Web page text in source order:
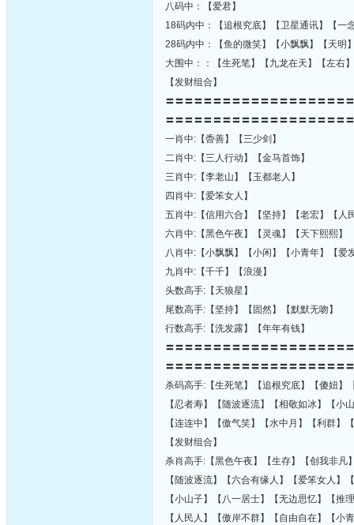
八码中：【爱君】
18码内中：【追根究底】【卫星通讯】【一
28码内中：【鱼的微笑】【小飘飘】【天明
大围中：：【生死笔】【九龙在天】【左右
【发财组合】
〓〓〓〓〓〓〓〓〓〓〓〓〓〓〓〓〓〓〓
〓〓〓〓〓〓〓〓〓〓〓〓〓〓〓〓〓〓〓
一肖中:【稥善】【三少剑】
二肖中:【三人行动】【金马首饰】
三肖中:【李老山】【玉都老人】
四肖中:【爱笨女人】
五肖中:【信用六合】【坚持】【老宏】【人
六肖中:【黑色午夜】【灵魂】【天下熙熙】
八肖中:【小飘飘】【小闲】【小青年】【爱
九肖中:【千千】【浪漫】
头数高手:【天狼星】
尾数高手:【坚持】【固然】【默默无吻】
行数高手:【洗发露】【年年有钱】
〓〓〓〓〓〓〓〓〓〓〓〓〓〓〓〓〓〓〓
〓〓〓〓〓〓〓〓〓〓〓〓〓〓〓〓〓〓〓
杀码高手:【生死笔】【追根究底】【傻妞】
【忍者寿】【随波逐流】【相敬如冰】【
【连连中】【傲气笑】【水中月】【利群
【发财组合】
杀肖高手:【黑色午夜】【生存】【创我非凡
【随波逐流】【六合有缘人】【爱笨女人
【小山子】【八一居士】【无边思忆】【
【人民人】【傲岸不群】【自由自在】【小